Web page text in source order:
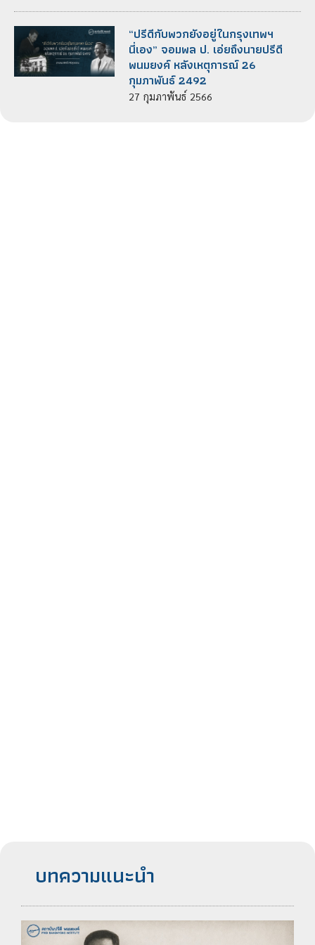
“ปรีดีกับพวกยังอยู่ในกรุงเทพฯ
นี่เอง” จอมพล ป. เอ่ยถึงนายปรีดี
พนมยงค์ หลังเหตุการณ์ 26
กุมภาพันธ์ 2492
27 กุมภาพันธ์ 2566
บทความแนะนำ